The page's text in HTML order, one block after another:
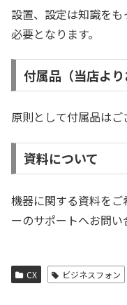
設置、設定は知識を
必要となります。
付属品（当店より
原則として付属品はご
資料について
機器に関する資料を
ーのサポートへお問い
CX ビジネスフォン